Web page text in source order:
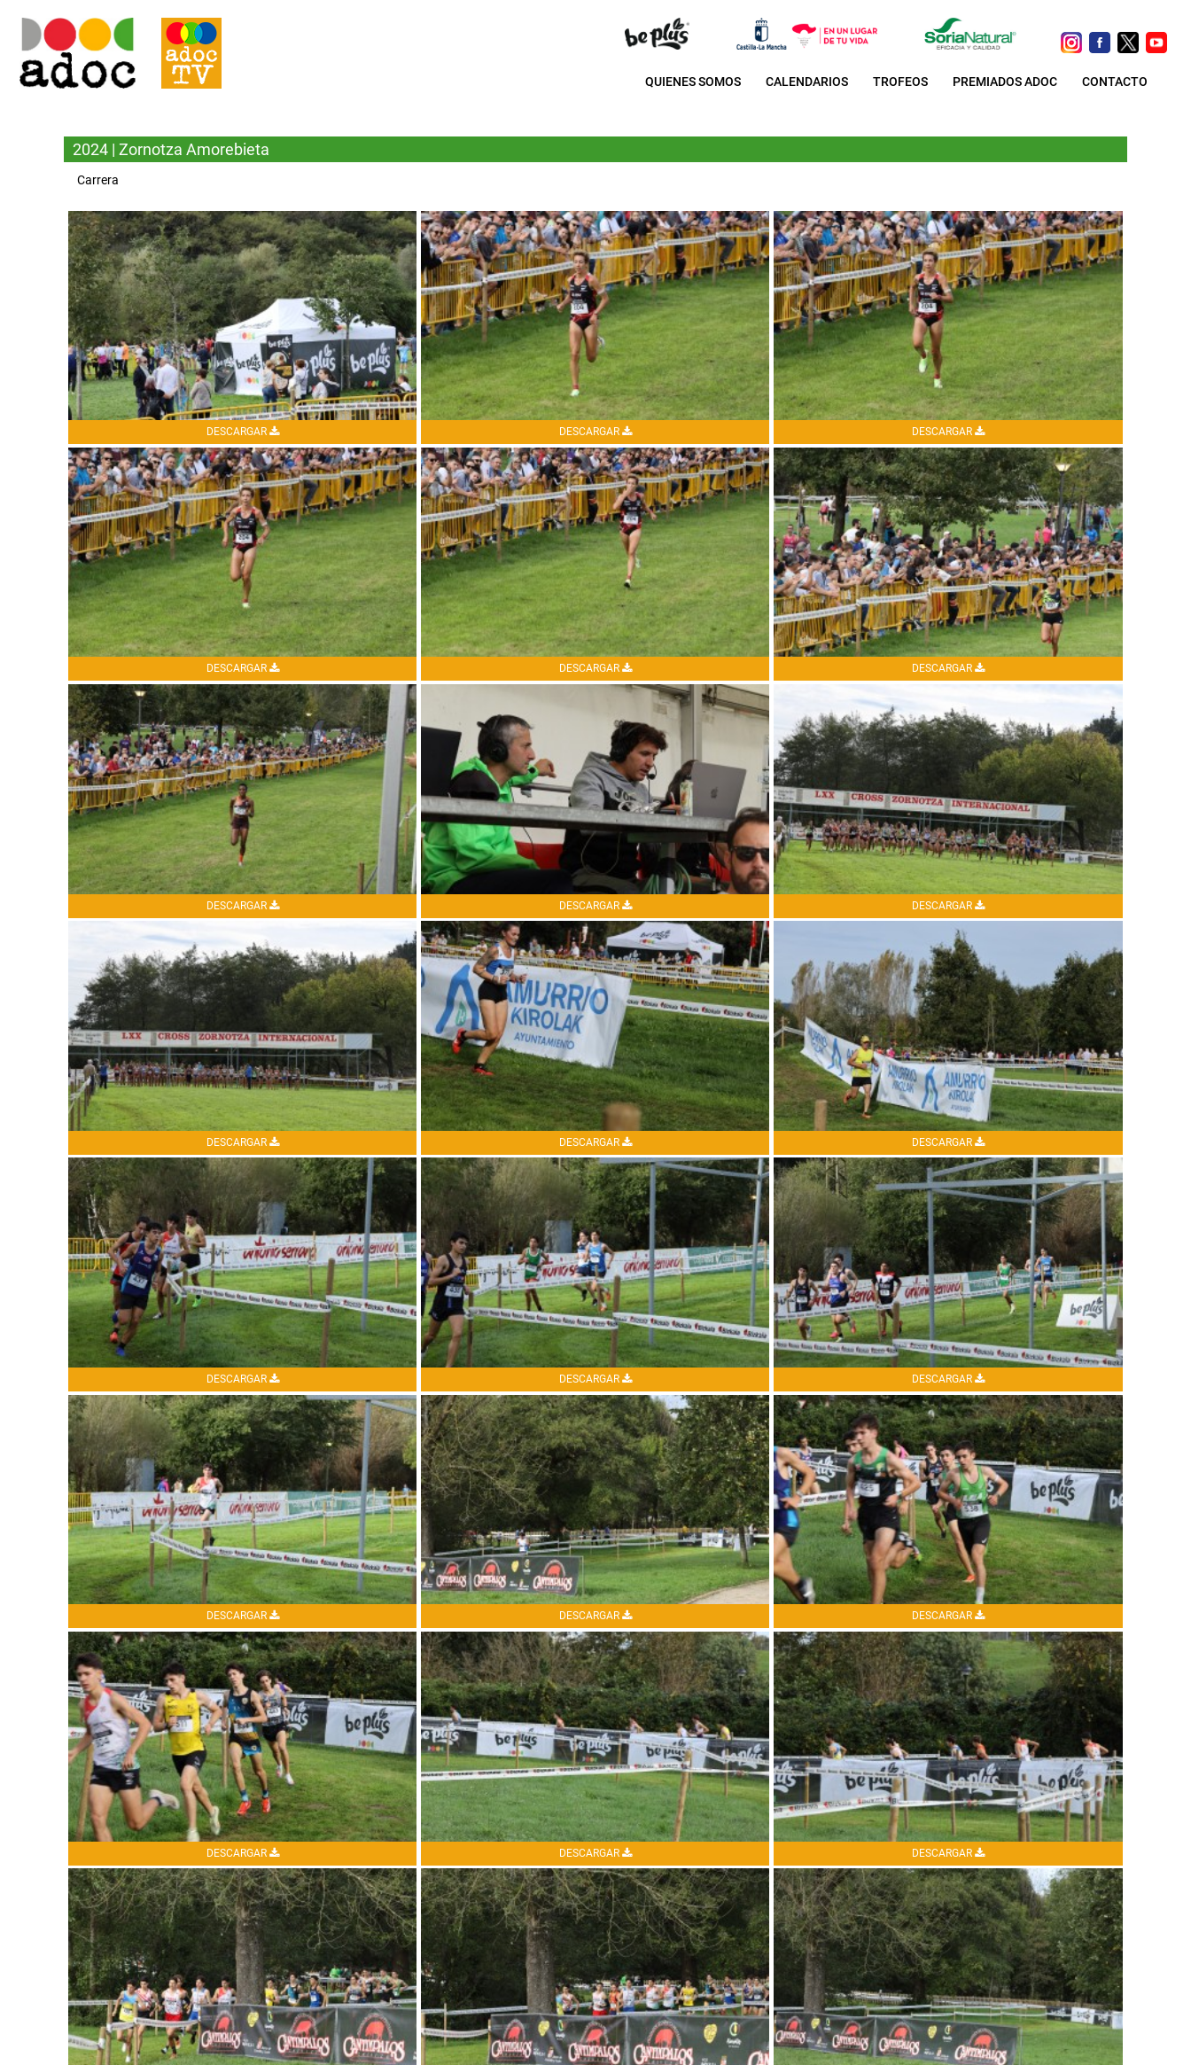
QUIENES SOMOS CALENDARIOS TROFEOS PREMIADOS ADOC CONTACTO
2024 | Zornotza Amorebieta
Carrera
DESCARGAR DESCARGAR DESCARGAR
DESCARGAR DESCARGAR DESCARGAR
DESCARGAR DESCARGAR DESCARGAR
DESCARGAR DESCARGAR DESCARGAR
DESCARGAR DESCARGAR DESCARGAR
DESCARGAR DESCARGAR DESCARGAR
DESCARGAR DESCARGAR DESCARGAR